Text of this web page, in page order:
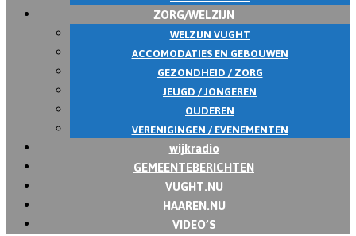
ZORG/WELZIJN
WELZIJN VUGHT
ACCOMODATIES EN GEBOUWEN
GEZONDHEID / ZORG
JEUGD / JONGEREN
OUDEREN
VERENIGINGEN / EVENEMENTEN
wijkradio
GEMEENTEBERICHTEN
VUGHT.NU
HAAREN.NU
VIDEO’S